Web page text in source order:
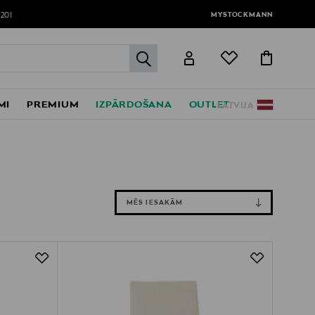
MYSTOCKMANN
label.header.go
LATVIJA
PREMIUM IZPĀRDOŠANA OUTLET
MĒS IESAKĀM